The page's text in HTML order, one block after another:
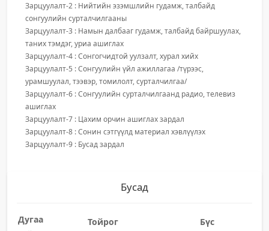
Зарцуулалт-2 : Нийтийн эзэмшлийн гудамж, талбайд
сонгуулийн сурталчилгааны
Зарцуулалт-3 : Намын далбааг гудамж, талбайд байршуулах,
таних тэмдэг, уриа ашиглах
Зарцуулалт-4 : Сонгогчидтой уулзалт, хурал хийх
Зарцуулалт-5 : Сонгуулийн үйл ажиллагаа /түрээс,
урамшуулал, тээвэр, томилолт, сурталчилгаа/
Зарцуулалт-6 : Сонгуулийн сурталчилгаанд радио, телевиз
ашиглах
Зарцуулалт-7 : Цахим орчин ашиглах зардал
Зарцуулалт-8 : Сонин сэтгүүлд материал хэвлүүлэх
Зарцуулалт-9 : Бусад зардал
Бусад
Дугаа
Тойрог Бүс